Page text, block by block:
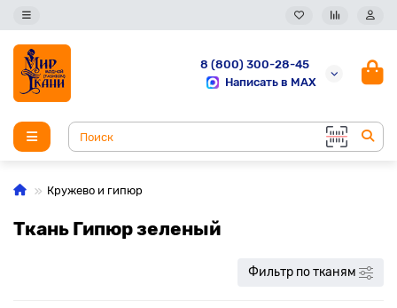
8 (800) 300-28-45
Написать в MAX
Кружево и гипюр
Ткань Гипюр зеленый
Фильтр по тканям